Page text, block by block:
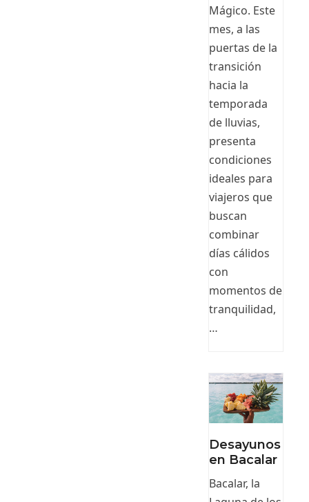
Mágico. Este
mes, a las
puertas de la
transición
hacia la
temporada
de lluvias,
presenta
condiciones
ideales para
viajeros que
buscan
combinar
días cálidos
con
momentos de
tranquilidad,
…
Desayunos
en Bacalar
Bacalar, la